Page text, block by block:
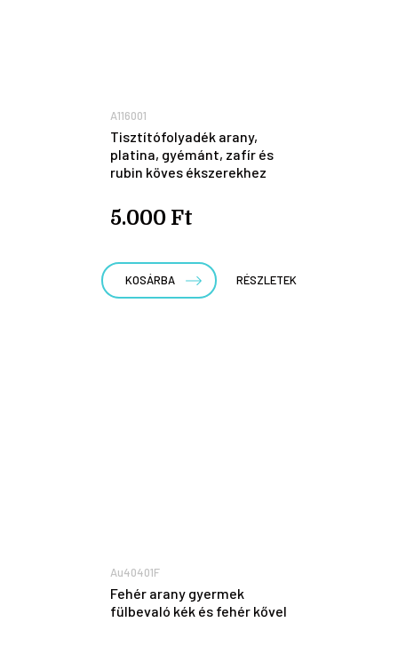
A116001
Tisztítófolyadék arany,
platina, gyémánt, zafír és
rubin köves ékszerekhez
5.000 Ft
KOSÁRBA RÉSZLETEK
Au40401F
Fehér arany gyermek
fülbevaló kék és fehér kővel